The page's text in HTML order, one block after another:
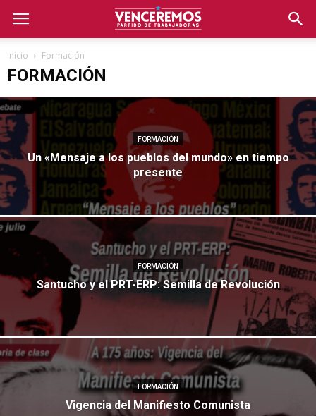
Inicio Formación
FORMACIÓN
FORMACIÓN
Un «Mensaje a los pueblos del mundo» en tiempo
presente
FORMACIÓN
Santucho y el PRT-ERP: Semilla de Revolución
FORMACIÓN
Vigencia del Manifiesto Comunista